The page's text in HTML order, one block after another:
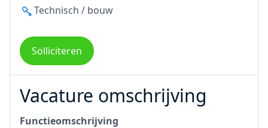
Technisch / bouw
Solliciteren
Vacature omschrijving
Functieomschrijving